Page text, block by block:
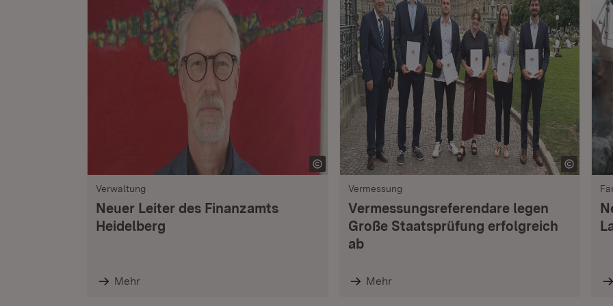
Verwaltung
Neuer Leiter des Finanzamts
Heidelberg
Mehr
Vermessung
Vermessungsreferendare legen
Große Staatsprüfung erfolgreich
ab
Mehr